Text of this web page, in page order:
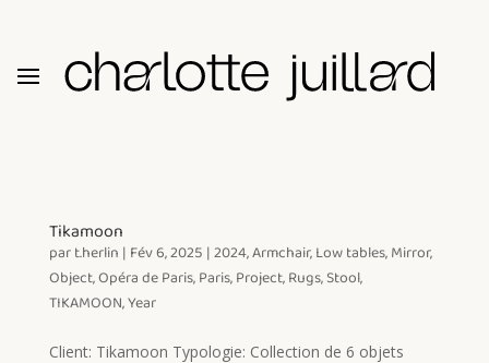
Tikamoon
part.herlin | Fév 6, 2025 |2024,Armchair,Low tables,Mirror,
Object,Opéra de Paris,Paris,Project,Rugs,Stool,
TIKAMOON,Year
Client: Tikamoon Typologie: Collection de 6 objets